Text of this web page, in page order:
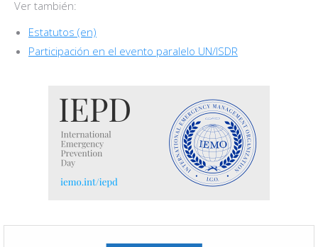
Ver también:
Estatutos (en)
Participación en el evento paralelo UN/ISDR